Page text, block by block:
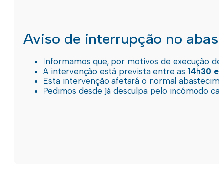
Aviso de interrupção no
Informamos que, por motivos de execução
A intervenção está prevista entre as 14h30
Esta intervenção afetará o normal
Pedimos desde já desculpa pelo incómodo